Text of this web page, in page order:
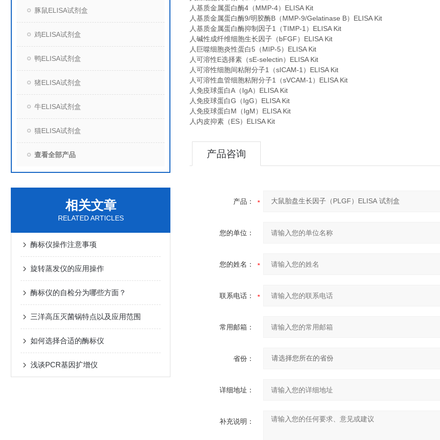
豚鼠ELISA试剂盒
鸡ELISA试剂盒
鸭ELISA试剂盒
猪ELISA试剂盒
牛ELISA试剂盒
猫ELISA试剂盒
查看全部产品
相关文章
RELATED ARTICLES
酶标仪操作注意事项
旋转蒸发仪的应用操作
酶标仪的自检分为哪些方面？
三洋高压灭菌锅特点以及应用范围
如何选择合适的酶标仪
浅谈PCR基因扩增仪
人基质金属蛋白酶4（MMP-4）ELISA Kit
人基质金属蛋白酶9/明胶酶B（MMP-9/Gelatinase B）ELISA Kit
人基质金属蛋白酶抑制因子1（TIMP-1）ELISA Kit
人碱性成纤维细胞生长因子（bFGF）ELISA Kit
人巨噬细胞炎性蛋白5（MIP-5）ELISA Kit
人可溶性E选择素（sE-selectin）ELISA Kit
人可溶性细胞间粘附分子1（sICAM-1）ELISA Kit
人可溶性血管细胞粘附分子1（sVCAM-1）ELISA Kit
人免疫球蛋白A（IgA）ELISA Kit
人免疫球蛋白G（IgG）ELISA Kit
人免疫球蛋白M（IgM）ELISA Kit
人内皮抑素（ES）ELISA Kit
产品咨询
产品：
您的单位：
您的姓名：
联系电话：
常用邮箱：
省份：
详细地址：
补充说明：